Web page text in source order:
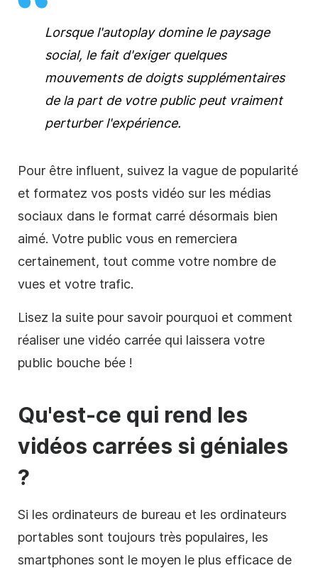
Lorsque l'autoplay domine le paysage
social, le fait d'exiger quelques
mouvements de doigts supplémentaires
de la part de votre public peut vraiment
perturber l'expérience.
Pour être influent, suivez la vague de popularité
et formatez vos posts vidéo sur les médias
sociaux dans le format carré désormais bien
aimé. Votre public vous en remerciera
certainement, tout comme votre nombre de
vues et votre trafic.
Lisez la suite pour savoir pourquoi et comment
réaliser une vidéo carrée qui laissera votre
public bouche bée !
Qu'est-ce qui rend les
vidéos carrées si géniales
?
Si les ordinateurs de bureau et les ordinateurs
portables sont toujours très populaires, les
smartphones sont le moyen le plus efficace de